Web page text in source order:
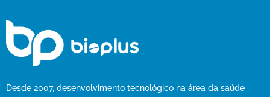
Desde 2007, desenvolvimento tecnológico na área da saúde